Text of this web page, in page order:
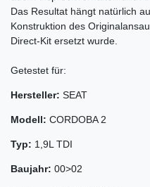
Das Resultat hängt natürlich
Konstruktion des
Direct-Kit ersetzt wurde.
Getestet für:
Hersteller: SEAT
Modell: CORDOBA 2
Typ: 1,9L TDI
Baujahr: 00>02